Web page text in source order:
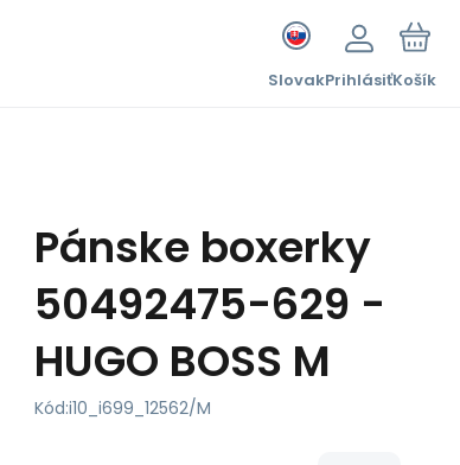
SlovakPrihlásiťKošík
Pánske boxerky
50492475-629 -
HUGO BOSS M
Kód:i10_i699_12562/M